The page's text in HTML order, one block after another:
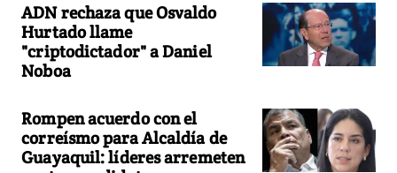
ADN rechaza que Osvaldo
Hurtado llame
"criptodictador" a Daniel
Noboa
Rompen acuerdo con el
correísmo para Alcaldía de
Guayaquil: líderes arremeten